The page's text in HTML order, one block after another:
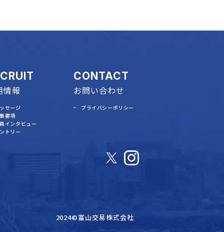
情報
セージ
要項
インタビュー
トリー
CONTACT
お問い合わせ
プライバシーポリシー
2024©富山交易株式会社